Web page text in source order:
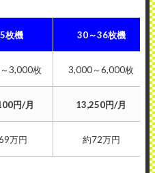
枚機 30～36枚機
3,000枚 3,000～6,000枚
円/月 13,250円/月
万円 約72万円